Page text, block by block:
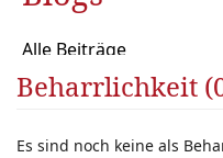
Alle Beiträge
Beharrlichkeit
Es sind noch keine als